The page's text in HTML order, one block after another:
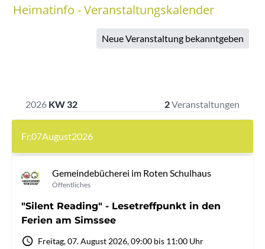
Heimatinfo - Veranstaltungskalender